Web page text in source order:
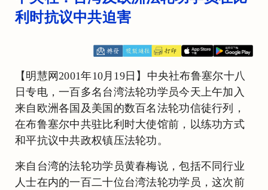
利时抗议中共迫害
【明慧网2001年10月19日】中央社布鲁塞尔十八
日专电，一百多名台湾法轮功学员今天上午加入
来自欧洲各国及美国的数百名法轮功信徒行列，
在布鲁塞尔中共驻比利时大使馆前，以练功方式
和平抗议中共政权镇压法轮功。
来自台湾的法轮功学员黄春梅说，包括不同行业
人士在内的一百二十位台湾法轮功学员，这次前